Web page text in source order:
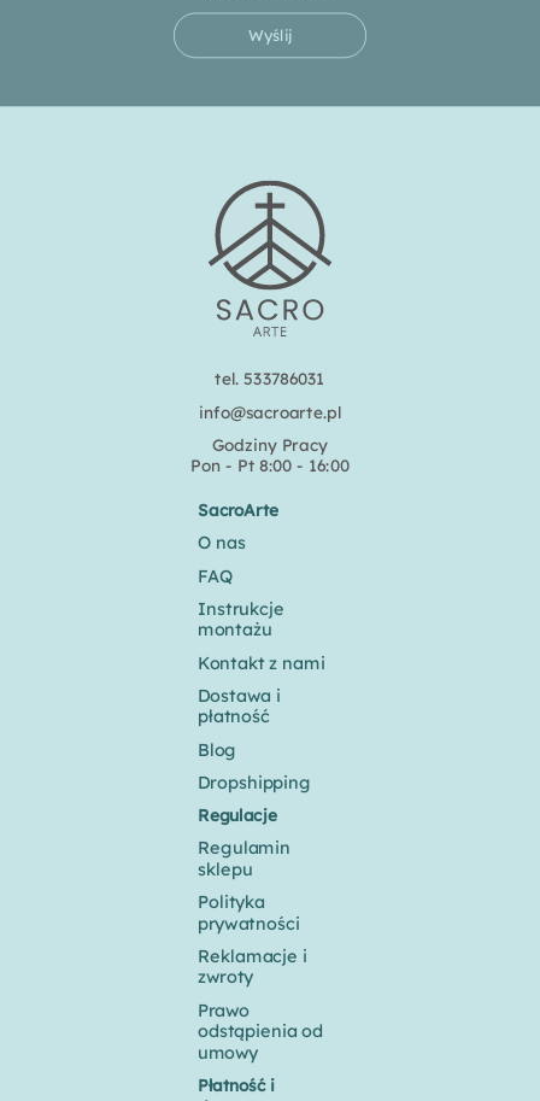
Wyślij
tel. 533786031
info@sacroarte.pl
Godziny Pracy
Pon - Pt 8:00 - 16:00
SacroArte
O nas
FAQ
Instrukcje
montażu
Kontakt z nami
Dostawa i
płatność
Blog
Dropshipping
Regulacje
Regulamin
sklepu
Polityka
prywatności
Reklamacje i
zwroty
Prawo
odstąpienia od
umowy
Płatność i